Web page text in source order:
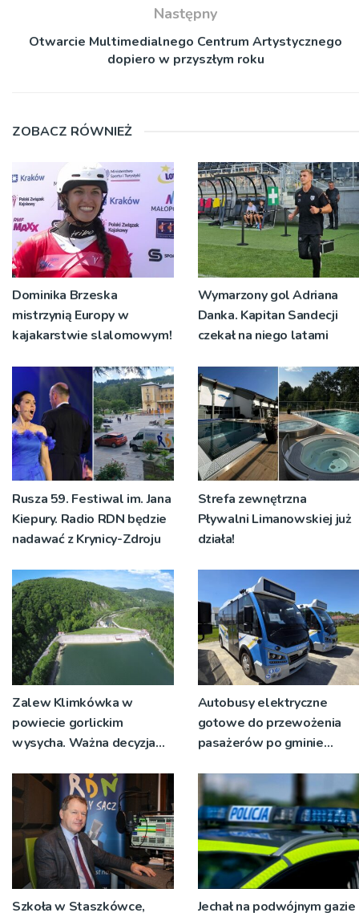
Następny
Otwarcie Multimedialnego Centrum Artystycznego
dopiero w przyszłym roku
ZOBACZ RÓWNIEŻ
Dominika Brzeska
mistrzynią Europy w
kajakarstwie slalomowym!
Wymarzony gol Adriana
Danka. Kapitan Sandecji
czekał na niego latami
Rusza 59. Festiwal im. Jana
Kiepury. Radio RDN będzie
nadawać z Krynicy-Zdroju
Strefa zewnętrzna
Pływalni Limanowskiej już
działa!
Zalew Klimkówka w
powiecie gorlickim
wysycha. Ważna decyzja
Autobusy elektryczne
gotowe do przewożenia
pasażerów po gminie
Szkoła w Staszkówce, Jechał na podwójnym gazie